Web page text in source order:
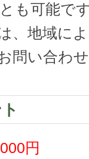
も可能で
、地域に
問い合わ
円